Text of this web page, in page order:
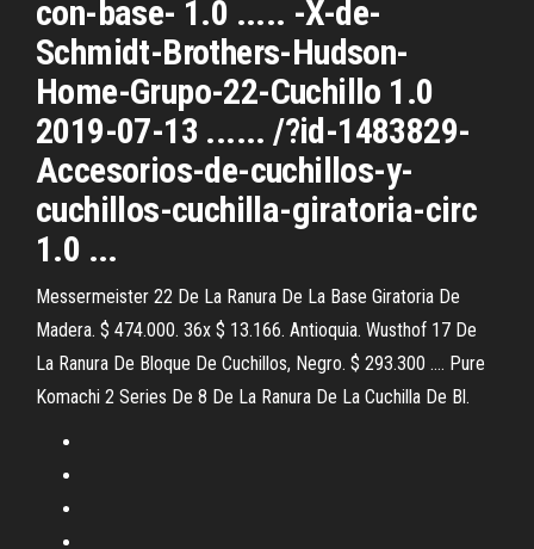
con-base- 1.0 ..... -X-de-
Schmidt-Brothers-Hudson-
Home-Grupo-22-Cuchillo 1.0
2019-07-13 ...... /?id-1483829-
Accesorios-de-cuchillos-y-
cuchillos-cuchilla-giratoria-circ
1.0 ...
Messermeister 22 De La Ranura De La Base Giratoria De
Madera. $ 474.000. 36x $ 13.166. Antioquia. Wusthof 17 De
La Ranura De Bloque De Cuchillos, Negro. $ 293.300 .... Pure
Komachi 2 Series De 8 De La Ranura De La Cuchilla De Bl.